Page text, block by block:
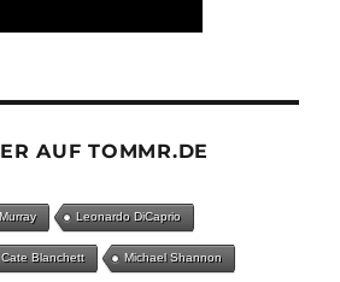
AUF TOMMR.DE
Leonardo DiCaprio
Cate Blanchett Michael Shannon